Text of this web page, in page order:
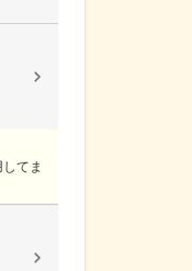
てま